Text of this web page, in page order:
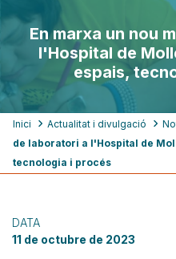
En marxa un nou
l'Hospital de
espais,
Fil
d'ariadna
Inici Actualitat i divulgació
de laboratori a l'Hospital de
tecnologia i procés
DATA
11 de octubre de 2023